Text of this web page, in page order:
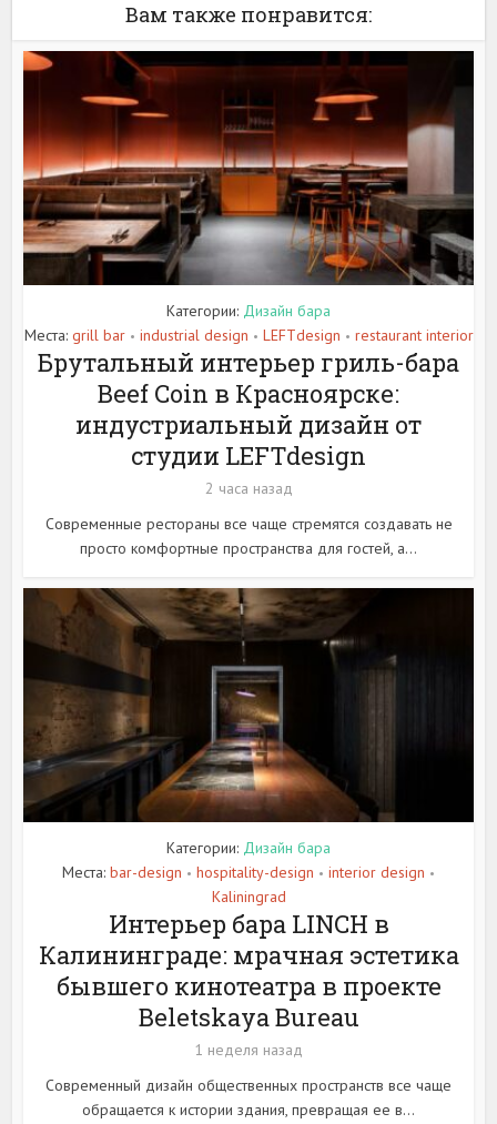
Вам также понравится:
Категории: Дизайн бара
Места: grill bar • industrial design • LEFTdesign • restaurant interior
Брутальный интерьер гриль-бара
Beef Coin в Красноярске:
индустриальный дизайн от
студии LEFTdesign
2 часа назад
Современные рестораны все чаще стремятся создавать не
просто комфортные пространства для гостей, а...
Категории: Дизайн бара
Места: bar-design • hospitality-design • interior design •
Kaliningrad
Интерьер бара LINCH в
Калининграде: мрачная эстетика
бывшего кинотеатра в проекте
Beletskaya Bureau
1 неделя назад
Современный дизайн общественных пространств все чаще
обращается к истории здания, превращая ее в...